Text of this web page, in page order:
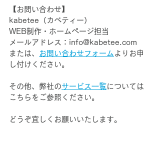
【お問い合わせ】
kabetee（カベティー）
WEB制作・ホームページ担当
メールアドレス：info@kabetee.com
または、
お問い合わせフォーム よりお申
し付けください。
その他、弊社のサービス一覧については
こちらをご参照ください。
どうぞ宜しくお願いいたします。